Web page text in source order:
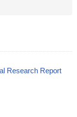
Research Report